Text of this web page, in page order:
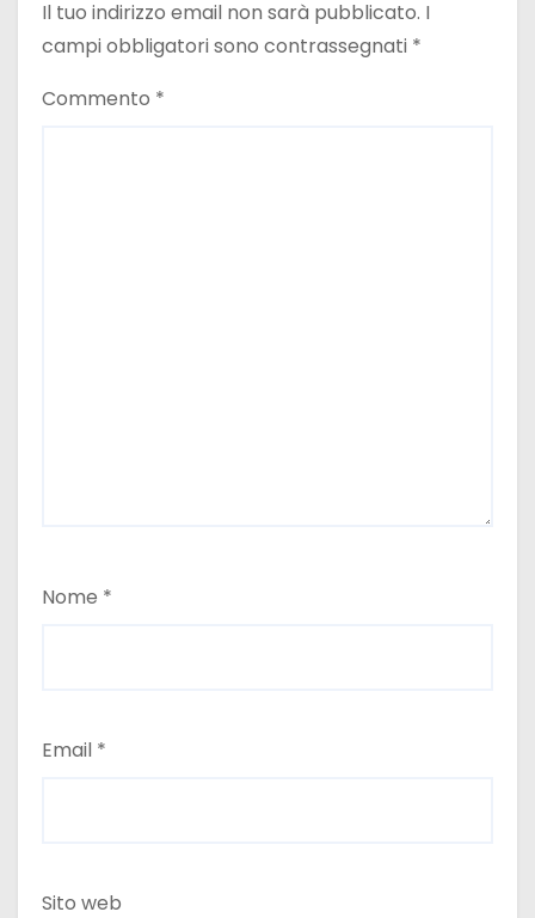
Il tuo indirizzo email non sarà pubblicato. I
campi obbligatori sono contrassegnati *
Commento *
Nome *
Email *
Sito web